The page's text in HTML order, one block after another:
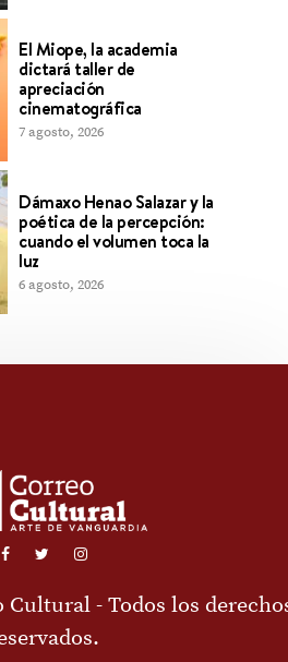
El Miope, la academia
dictará taller de
apreciación
cinematográfica
7 agosto, 2026
Dámaxo Henao Salazar y la
poética de la percepción:
cuando el volumen toca la
luz
6 agosto, 2026
Cultural - Todos los